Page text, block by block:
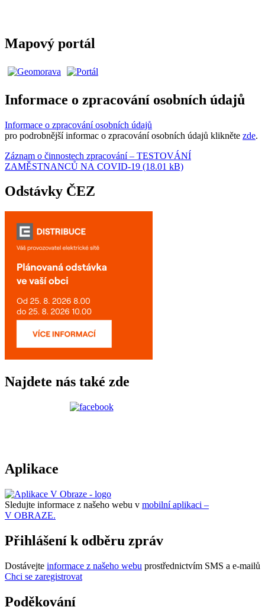
Mapový portál
Informace o zpracování osobních údajů
Informace o zpracování osobních údajů
pro podrobnější informac o zpracování osobních údajů klikněte zde.
Záznam o činnostech zpracování – TESTOVÁNÍ
ZAMĚSTNANCŮ NA COVID-19 (18.01 kB)
Odstávky ČEZ
Najdete nás také zde
Aplikace
Sledujte informace z našeho webu v mobilní aplikaci –
V OBRAZE.
Přihlášení k odběru zpráv
Dostávejte informace z našeho webu prostřednictvím SMS a e-mailů
Chci se zaregistrovat
Poděkování